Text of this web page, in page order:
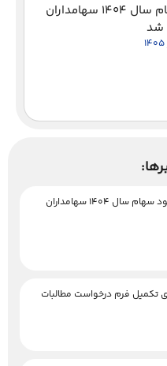
زمان دقیق پرداخت سود سهام سال 1404 سهامداران
زمان دقیق پرداخت سود سهام سال 1404 سهامداران
تکمیل فرم درخواست مطالبات